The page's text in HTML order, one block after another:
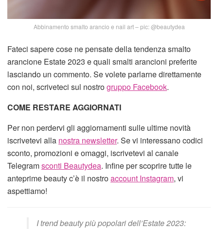
Abbinamento smalto arancio e nail art – pic: @beautydea
Fateci sapere cose ne pensate della tendenza smalto
arancione Estate 2023 e quali smalti arancioni preferite
lasciando un commento. Se volete parlarne direttamente
con noi, scriveteci sul nostrogruppo Facebook.
COME RESTARE AGGIORNATI
Per non perdervi gli aggiornamenti sulle ultime novità
iscrivetevi alla nostra newsletter. Se vi interessano codici
sconto, promozioni e omaggi, iscrivetevi al canale
Telegramsconti Beautydea. Infine per scoprire tutte le
anteprime beauty c’è il nostroaccount Instagram, vi
aspettiamo!
I trend beauty più popolari dell’Estate 2023: